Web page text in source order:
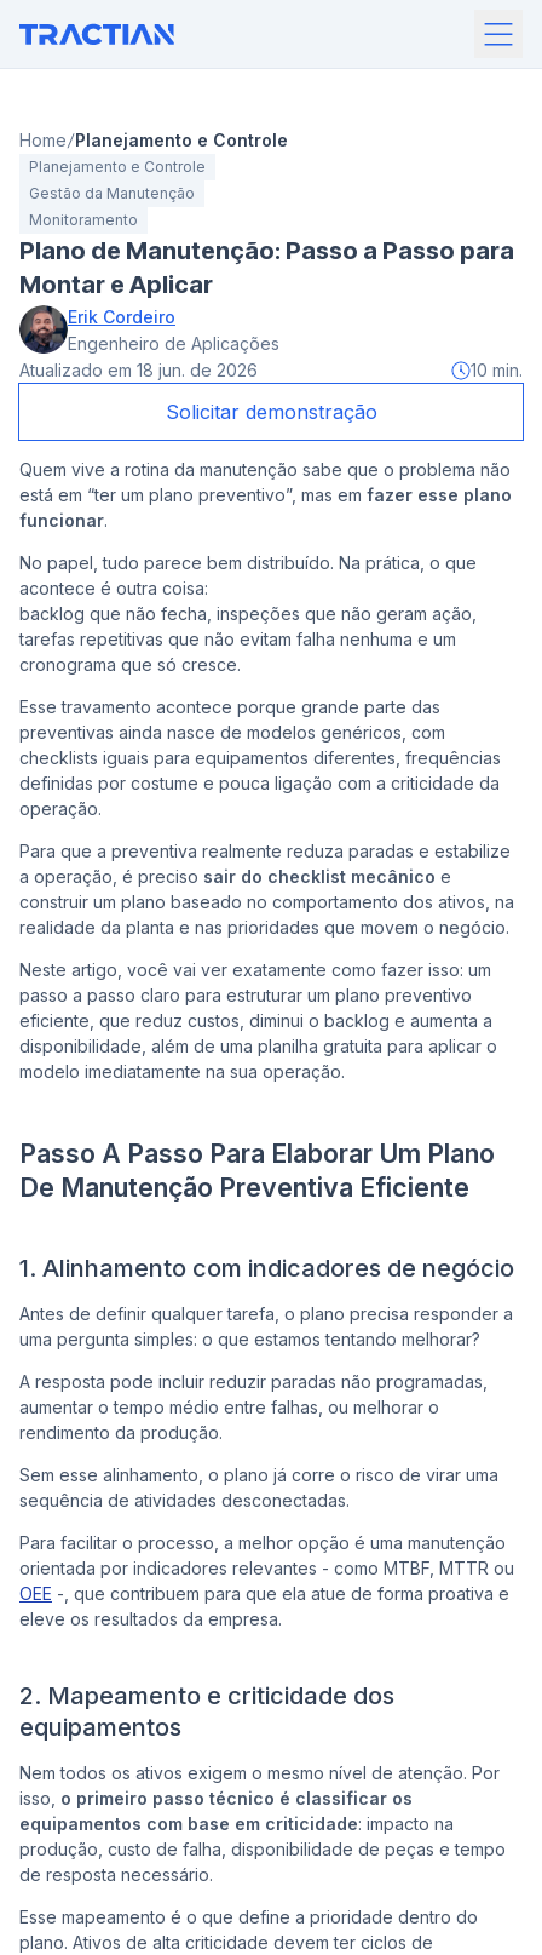
Home Planejamento e Controle
Planejamento e Controle
Gestão da Manutenção
Monitoramento
Plano de Manutenção: Passo a Passo para
Montar e Aplicar
Erik Cordeiro
Engenheiro de Aplicações
Atualizado em 18 jun. de 2026 10 min.
Solicitar demonstração
Quem vive a rotina da manutenção sabe que o problema não
está em “ter um plano preventivo”, mas em fazer esse plano
funcionar.
No papel, tudo parece bem distribuído. Na prática, o que
acontece é outra coisa:
backlog que não fecha, inspeções que não geram ação,
tarefas repetitivas que não evitam falha nenhuma e um
cronograma que só cresce.
Esse travamento acontece porque grande parte das
preventivas ainda nasce de modelos genéricos, com
checklists iguais para equipamentos diferentes, frequências
definidas por costume e pouca ligação com a criticidade da
operação.
Para que a preventiva realmente reduza paradas e estabilize
a operação, é preciso sair do checklist mecânico e
construir um plano baseado no comportamento dos ativos, na
realidade da planta e nas prioridades que movem o negócio.
Neste artigo, você vai ver exatamente como fazer isso: um
passo a passo claro para estruturar um plano preventivo
eficiente, que reduz custos, diminui o backlog e aumenta a
disponibilidade, além de uma planilha gratuita para aplicar o
modelo imediatamente na sua operação.
Passo A Passo Para Elaborar Um Plano
De Manutenção Preventiva Eficiente
1. Alinhamento com indicadores de negócio
Antes de definir qualquer tarefa, o plano precisa responder a
uma pergunta simples: o que estamos tentando melhorar?
A resposta pode incluir reduzir paradas não programadas,
aumentar o tempo médio entre falhas, ou melhorar o
rendimento da produção.
Sem esse alinhamento, o plano já corre o risco de virar uma
sequência de atividades desconectadas.
Para facilitar o processo, a melhor opção é uma manutenção
orientada por indicadores relevantes - como MTBF, MTTR ou
OEE -, que contribuem para que ela atue de forma proativa e
eleve os resultados da empresa.
2. Mapeamento e criticidade dos
equipamentos
Nem todos os ativos exigem o mesmo nível de atenção. Por
isso, o primeiro passo técnico é classificar os
equipamentos com base em criticidade: impacto na
produção, custo de falha, disponibilidade de peças e tempo
de resposta necessário.
Esse mapeamento é o que define a prioridade dentro do
plano. Ativos de alta criticidade devem ter ciclos de